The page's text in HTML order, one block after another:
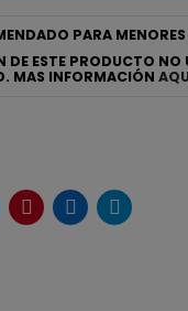
PARA MENORES
DE ESTE PRODUCTO
MAS INFORMACIÓN